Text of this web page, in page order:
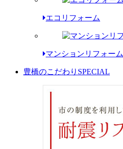
エコリフォーム
マンションリフォーム
豊橋のこだわり SPECIAL